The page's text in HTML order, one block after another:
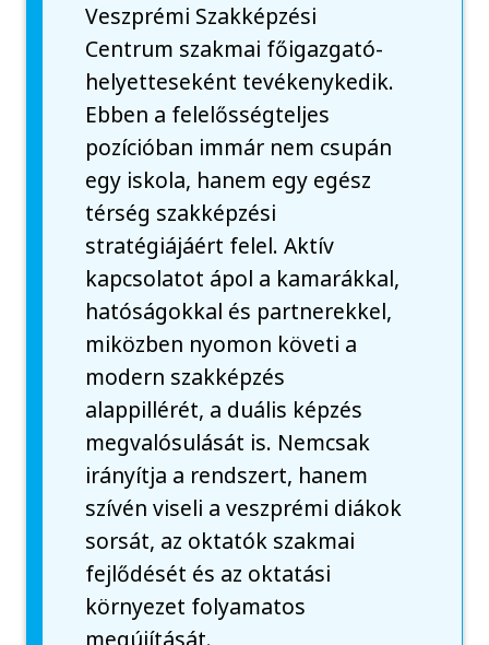
Veszprémi Szakképzési
Centrum szakmai főigazgató-
helyetteseként tevékenykedik.
Ebben a felelősségteljes
pozícióban immár nem csupán
egy iskola, hanem egy egész
térség szakképzési
stratégiájáért felel. Aktív
kapcsolatot ápol a kamarákkal,
hatóságokkal és partnerekkel,
miközben nyomon követi a
modern szakképzés
alappillérét, a duális képzés
megvalósulását is. Nemcsak
irányítja a rendszert, hanem
szívén viseli a veszprémi diákok
sorsát, az oktatók szakmai
fejlődését és az oktatási
környezet folyamatos
megújítását.